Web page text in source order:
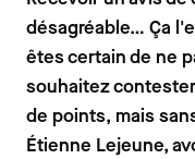
désagréable… Ça
êtes certain de ne
souhaitez
de points, mais
Étienne Lejeune,